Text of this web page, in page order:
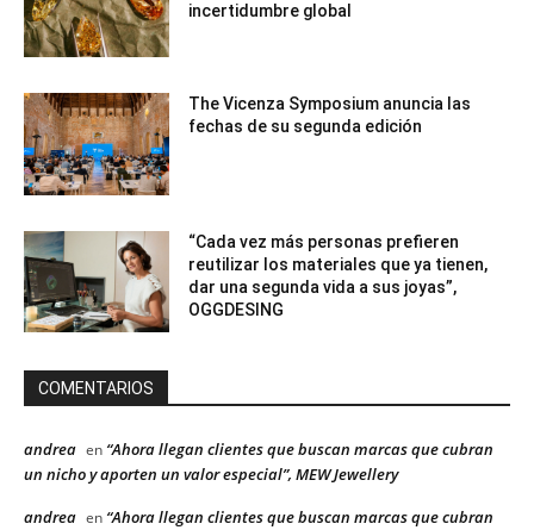
incertidumbre global
The Vicenza Symposium anuncia las
fechas de su segunda edición
“Cada vez más personas prefieren
reutilizar los materiales que ya tienen,
dar una segunda vida a sus joyas”,
OGGDESING
COMENTARIOS
andrea en “Ahora llegan clientes que buscan marcas que cubran
un nicho y aporten un valor especial”, MEW Jewellery
andrea en “Ahora llegan clientes que buscan marcas que cubran